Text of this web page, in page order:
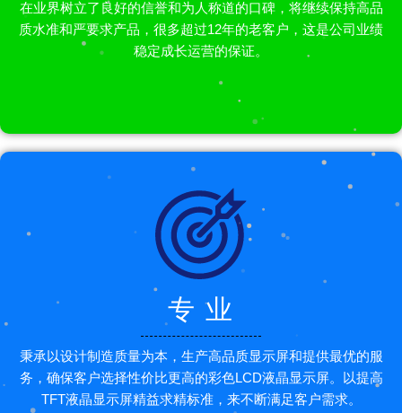
在业界树立了良好的信誉和为人称道的口碑，将继续保持高品
质水准和严要求产品，很多超过12年的老客户，这是公司业绩
稳定成长运营的保证。
专 业
秉承以设计制造质量为本，生产高品质显示屏和提供最优的服
务，确保客户选择性价比更高的彩色LCD液晶显示屏。以提高
TFT液晶显示屏精益求精标准，来不断满足客户需求。